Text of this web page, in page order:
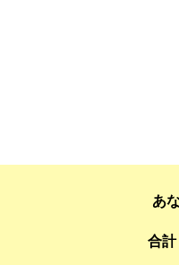
あ
合計